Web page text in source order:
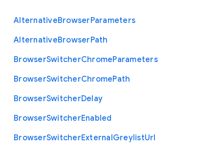
AlternativeBrowserParameters
AlternativeBrowserPath
BrowserSwitcherChromeParameters
BrowserSwitcherChromePath
BrowserSwitcherDelay
BrowserSwitcherEnabled
BrowserSwitcherExternalGreylistUrl